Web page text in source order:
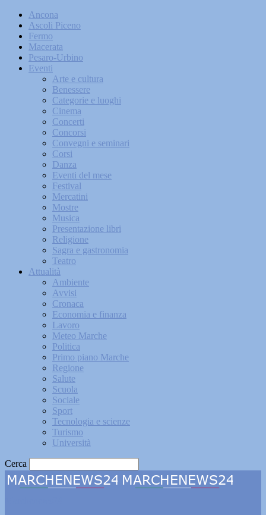
Ancona
Ascoli Piceno
Fermo
Macerata
Pesaro-Urbino
Eventi
Arte e cultura
Benessere
Categorie e luoghi
Cinema
Concerti
Concorsi
Convegni e seminari
Corsi
Danza
Eventi del mese
Festival
Mercatini
Mostre
Musica
Presentazione libri
Religione
Sagra e gastronomia
Teatro
Attualità
Ambiente
Avvisi
Cronaca
Economia e finanza
Lavoro
Meteo Marche
Politica
Primo piano Marche
Regione
Salute
Scuola
Sociale
Sport
Tecnologia e scienze
Turismo
Università
Cerca